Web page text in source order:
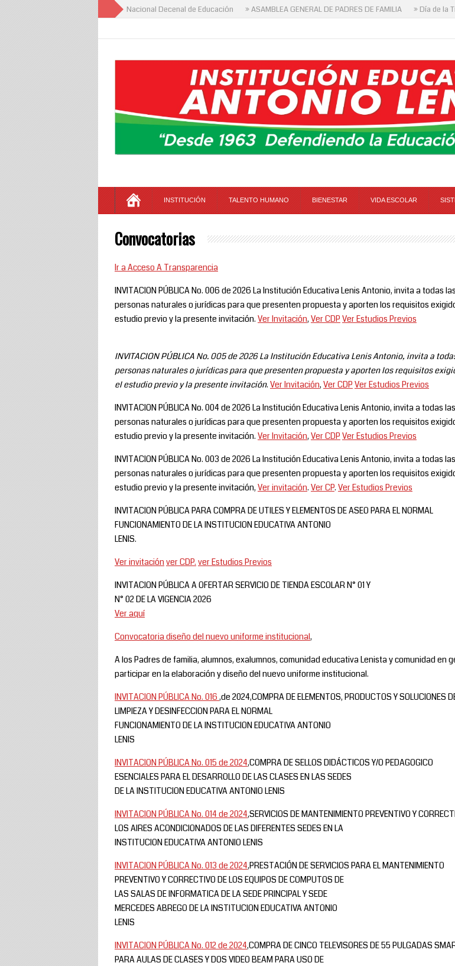
» Foro Institucional del Plan Nacional Decenal de Educación » ASAMBLEA GENERAL DE PADRES DE FAMILIA » Día de la Tierra.
INSTITUCIÓN TALENTO HUMANO BIENESTAR VIDA ESCOLAR
Convocatorias
Ir a Acceso A Transparencia
INVITACION PÚBLICA No. 006 de 2026 La Institución Educativa Lenis Antonio, invita a todas las
personas naturales o jurídicas para que presenten propuesta y aporten los requisitos
estudio previo y la presente invitación. Ver Invitación, Ver CDP Ver Estudios Previos
INVITACION PÚBLICA No. 005 de 2026 La Institución Educativa Lenis Antonio, invita a
personas naturales o jurídicas para que presenten propuesta y aporten los requisitos
el estudio previo y la presente invitación. Ver Invitación, Ver CDP Ver Estudios Previos
INVITACION PÚBLICA No. 004 de 2026 La Institución Educativa Lenis Antonio, invita a todas las
personas naturales o jurídicas para que presenten propuesta y aporten los requisitos
estudio previo y la presente invitación. Ver Invitación, Ver CDP Ver Estudios Previos
INVITACION PÚBLICA No. 003 de 2026 La Institución Educativa Lenis Antonio, invita a todas las
personas naturales o jurídicas para que presenten propuesta y aporten los requisitos
estudio previo y la presente invitación, Ver invitación. Ver CP. Ver Estudios Previos
INVITACION PÚBLICA PARA COMPRA DE UTILES Y ELEMENTOS DE ASEO PARA EL NORMAL
FUNCIONAMIENTO DE LA INSTITUCION EDUCATIVA ANTONIO
LENIS.
Ver invitación ver CDP. ver Estudios Previos
INVITACION PÚBLICA A OFERTAR SERVICIO DE TIENDA ESCOLAR N° 01 Y
N° 02 DE LA VIGENCIA 2026
Ver aquí
Convocatoria diseño del nuevo uniforme institucional,
A los Padres de familia, alumnos, exalumnos, comunidad educativa Lenista y comunidad en
participar en la elaboración y diseño del nuevo uniforme institucional.
INVITACION PÚBLICA No. 016 ,de 2024,COMPRA DE ELEMENTOS, PRODUCTOS Y SOLUCIONES
LIMPIEZA Y DESINFECCION PARA EL NORMAL
FUNCIONAMIENTO DE LA INSTITUCION EDUCATIVA ANTONIO
LENIS
INVITACION PÚBLICA No. 015 de 2024,COMPRA DE SELLOS DIDÁCTICOS Y/O PEDAGOGICO
ESENCIALES PARA EL DESARROLLO DE LAS CLASES EN LAS SEDES
DE LA INSTITUCION EDUCATIVA ANTONIO LENIS
INVITACION PÚBLICA No. 014 de 2024,SERVICIOS DE MANTENIMIENTO PREVENTIVO Y
LOS AIRES ACONDICIONADOS DE LAS DIFERENTES SEDES EN LA
INSTITUCION EDUCATIVA ANTONIO LENIS
INVITACION PÚBLICA No. 013 de 2024,PRESTACIÓN DE SERVICIOS PARA EL MANTENIMIENTO
PREVENTIVO Y CORRECTIVO DE LOS EQUIPOS DE COMPUTOS DE
LAS SALAS DE INFORMATICA DE LA SEDE PRINCIPAL Y SEDE
MERCEDES ABREGO DE LA INSTITUCION EDUCATIVA ANTONIO
LENIS
INVITACION PÚBLICA No. 012 de 2024,COMPRA DE CINCO TELEVISORES DE 55 PULGADAS
PARA AULAS DE CLASES Y DOS VIDEO BEAM PARA USO DE